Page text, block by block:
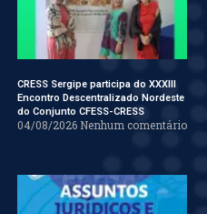
CRESS Sergipe participa do XXXIII
Encontro Descentralizado Nordeste
do Conjunto CFESS-CRESS
04/08/2026 Nenhum comentário